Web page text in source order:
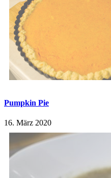
Pumpkin Pie
16. März 2020